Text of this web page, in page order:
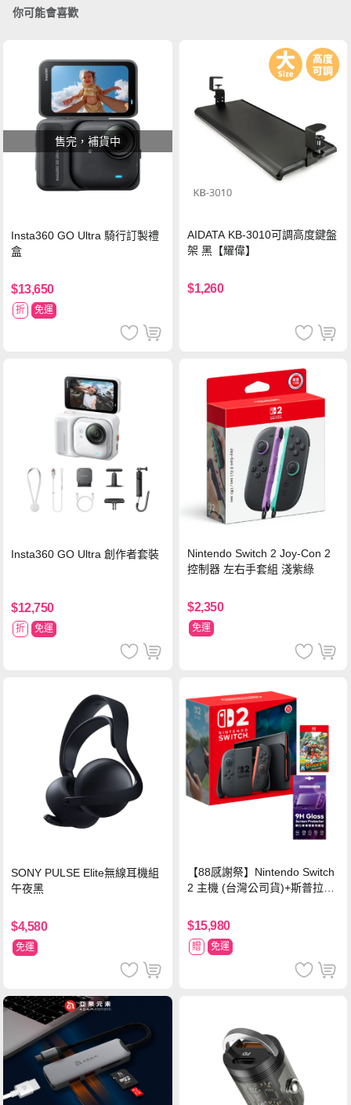
你可能會喜歡
售完，補貨中
Insta360 GO Ultra 騎行訂製禮
盒
$13,650
折 免運
AIDATA KB-3010可調高度鍵盤
架 黑【耀偉】
$1,260
Insta360 GO Ultra 創作者套裝
$12,750
折 免運
Nintendo Switch 2 Joy-Con 2
控制器 左右手套組 淺紫綠
$2,350
免運
SONY PULSE Elite無線耳機組
午夜黑
$4,580
免運
【88感謝祭】Nintendo Switch
2 主機 (台灣公司貨)+斯普拉遁
$15,980
贈 免運